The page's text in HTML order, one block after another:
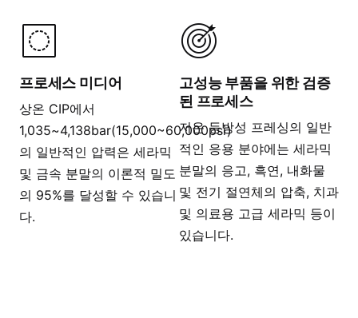
프로세스 미디어
상온 CIP에서
1,035~4,138bar(15,000~60,000psi)
의 일반적인 압력은 세라믹
및 금속 분말의 이론적 밀도
의 95%를 달성할 수 있습니
다.
고성능 부품을 위한 검증
된 프로세스
저온 등방성 프레싱의 일반
적인 응용 분야에는 세라믹
분말의 응고, 흑연, 내화물
및 전기 절연체의 압축, 치과
및 의료용 고급 세라믹 등이
있습니다.